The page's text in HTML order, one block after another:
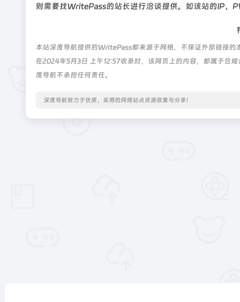
则需要找WritePass的站长进行洽谈提供。如该站的IP、
本站深度导航提供的WritePass都来源于网络，不保证外部链接的
在2024年5月3日 上午12:57收录时，该网页上的内容，都属于合
度导航不承担任何责任。
深度导航致力于优质、实用的网络站点资源收集与分享！